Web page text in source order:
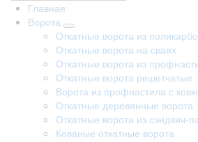
Главная
Ворота
Откатные ворота из
Откатные ворота на сваях
Откатные ворота из
Откатные ворота решетчатые
Ворота из профнастила с
Откатные деревянные ворота
Откатные ворота из сэндвич-
Кованые откатные ворота